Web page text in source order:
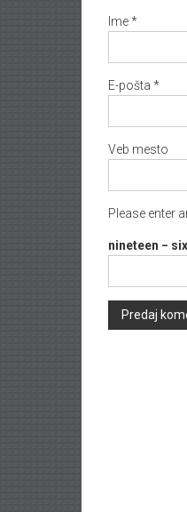
Ime*
E-pošta *
Veb mesto
Please enter
nineteen −